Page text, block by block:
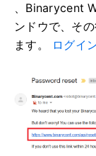
、Binarycent
ンドウで、そ
ます。
ログイ